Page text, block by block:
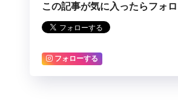
この記事が気に入ったらフォ
フォローする